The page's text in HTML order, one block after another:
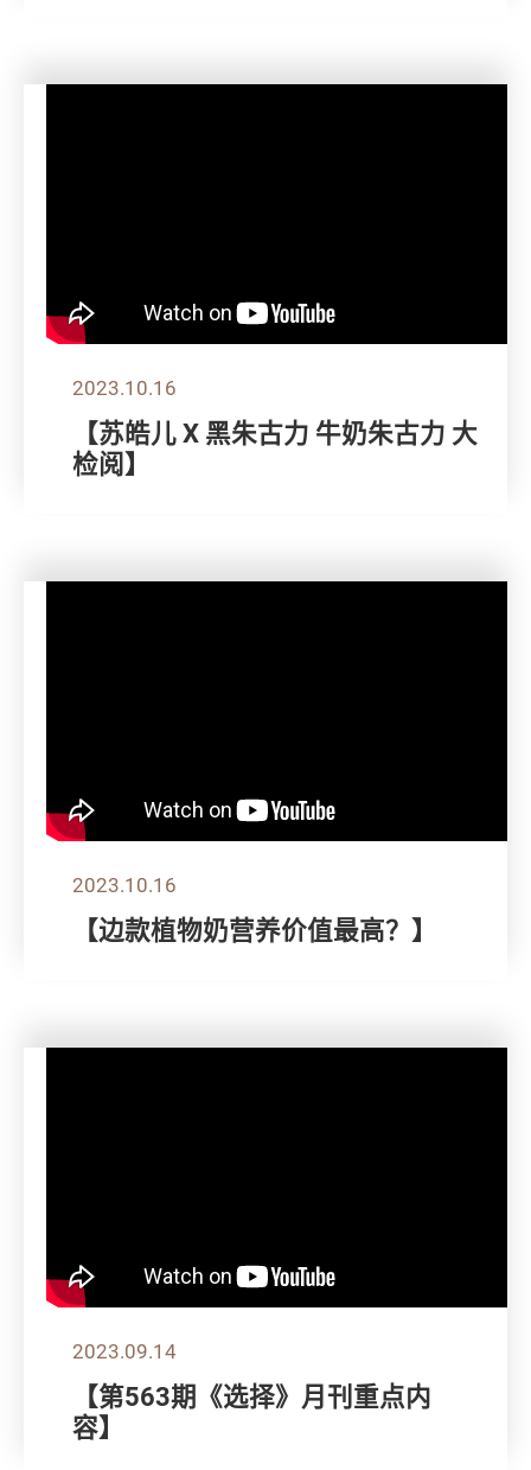
2023.10.16
【苏皓儿 X 黑朱古力 牛奶朱古力 大
检阅】
2023.10.16
【边款植物奶营养价值最高？】
2023.09.14
【第563期《选择》月刊重点内
容】